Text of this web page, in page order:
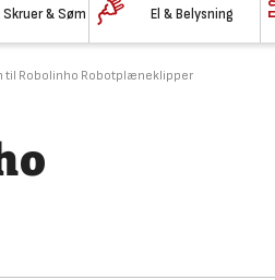
Skruer & Søm El & Belysning
til Robolinho Robotplæneklipper